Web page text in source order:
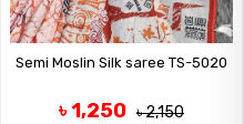
Semi Moslin Silk saree TS-5020
৳ 1,250 ৳ 2,150